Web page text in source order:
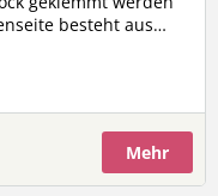
Etui
aus der Mitte
Gesichtsmaske. So
und
Mehr